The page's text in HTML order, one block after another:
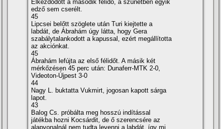
Elkezdődött a második félidő, a szünetben egyik
edző sem cserélt.
45
Lipcsei belőtt szöglete után Turi kiejtette a
labdát, de Ábrahám úgy látta, hogy Gera
szabálytalankodott a kapussal, ezért megállí­totta
az akciónkat.
45
Ábrahám lefújta az első félidőt. A másik két
mérkőzésen 45 perc után: Dunaferr-MTK 2-0,
Videoton-Újpest 3-0
44
Nagy L. buktatta Vukmirt, jogosan kapott sárga
lapot.
43
Balog Cs. próbálta meg hosszú indí­tással
játékba hozni Kocsárdit, de ő szerencsére az
alapvonalnál nem tudta levenni a labdát, í­gy mi